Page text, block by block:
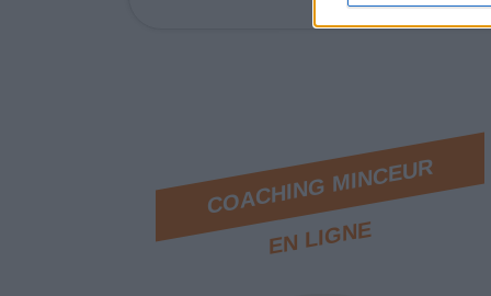
COACHING MINCEUR
EN LIGNE